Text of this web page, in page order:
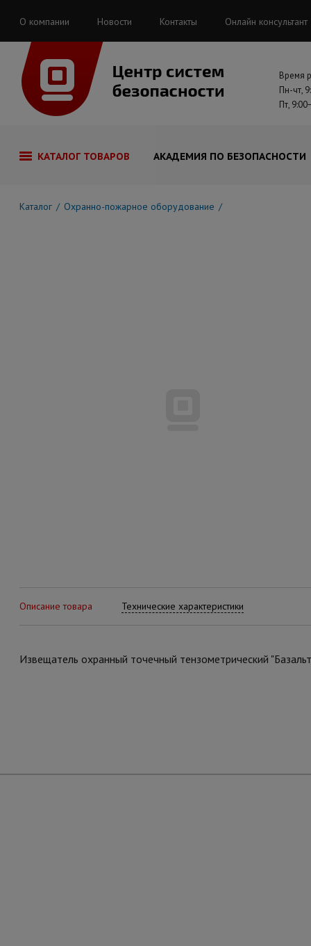
О компании Новости Контакты Онлайн консультант
Время
Пн-чт,
Пт,
КАТАЛОГ ТОВАРОВ АКАДЕМИЯ ПО БЕЗОПАСНОСТИ
Каталог Охранно-пожарное оборудование
Описание товара Технические характеристики
Извещатель охранный точечный тензометрический